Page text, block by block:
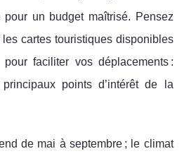
un budget maîtrisé. Pensez
cartes touristiques disponibles
faciliter vos déplacements :
points d’intérêt de la
de mai à septembre ; le climat